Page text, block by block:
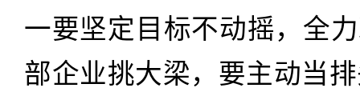
一要坚定目标不动摇，全
部企业挑大梁，要主动当